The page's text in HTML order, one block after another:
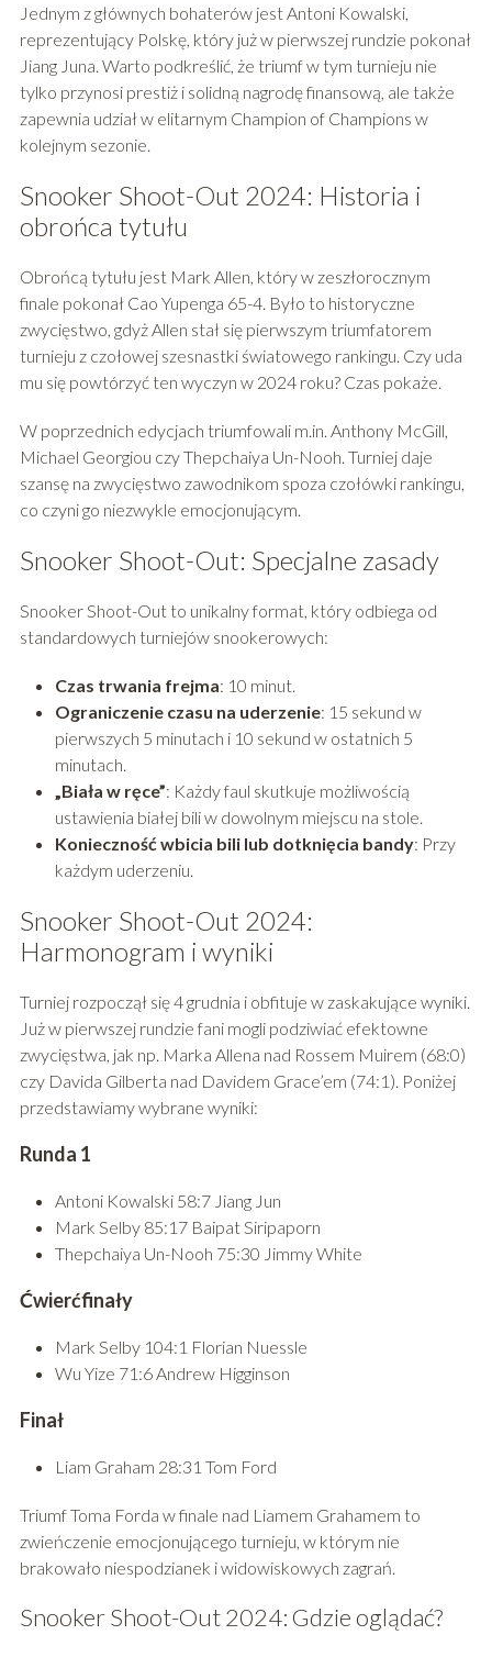
Jednym z głównych bohaterów jest Antoni Kowalski,
reprezentujący Polskę, który już w pierwszej rundzie pokonał
Jiang Juna. Warto podkreślić, że triumf w tym turnieju nie
tylko przynosi prestiż i solidną nagrodę finansową, ale także
zapewnia udział w elitarnym Champion of Champions w
kolejnym sezonie.
Snooker Shoot-Out 2024: Historia i
obrońca tytułu
Obrońcą tytułu jest Mark Allen, który w zeszłorocznym
finale pokonał Cao Yupenga 65-4. Było to historyczne
zwycięstwo, gdyż Allen stał się pierwszym triumfatorem
turnieju z czołowej szesnastki światowego rankingu. Czy uda
mu się powtórzyć ten wyczyn w 2024 roku? Czas pokaże.
W poprzednich edycjach triumfowali m.in. Anthony McGill,
Michael Georgiou czy Thepchaiya Un-Nooh. Turniej daje
szansę na zwycięstwo zawodnikom spoza czołówki rankingu,
co czyni go niezwykle emocjonującym.
Snooker Shoot-Out: Specjalne zasady
Snooker Shoot-Out to unikalny format, który odbiega od
standardowych turniejów snookerowych:
Czas trwania frejma: 10 minut.
Ograniczenie czasu na uderzenie: 15 sekund w
pierwszych 5 minutach i 10 sekund w ostatnich 5
minutach.
„Biała w ręce”: Każdy faul skutkuje możliwością
ustawienia białej bili w dowolnym miejscu na stole.
Konieczność wbicia bili lub dotknięcia bandy: Przy
każdym uderzeniu.
Snooker Shoot-Out 2024:
Harmonogram i wyniki
Turniej rozpoczął się 4 grudnia i obfituje w zaskakujące wyniki.
Już w pierwszej rundzie fani mogli podziwiać efektowne
zwycięstwa, jak np. Marka Allena nad Rossem Muirem (68:0)
czy Davida Gilberta nad Davidem Grace’em (74:1). Poniżej
przedstawiamy wybrane wyniki:
Runda 1
Antoni Kowalski 58:7 Jiang Jun
Mark Selby 85:17 Baipat Siripaporn
Thepchaiya Un-Nooh 75:30 Jimmy White
Ćwierćfinały
Mark Selby 104:1 Florian Nuessle
Wu Yize 71:6 Andrew Higginson
Finał
Liam Graham 28:31 Tom Ford
Triumf Toma Forda w finale nad Liamem Grahamem to
zwieńczenie emocjonującego turnieju, w którym nie
brakowało niespodzianek i widowiskowych zagrań.
Snooker Shoot-Out 2024: Gdzie oglądać?